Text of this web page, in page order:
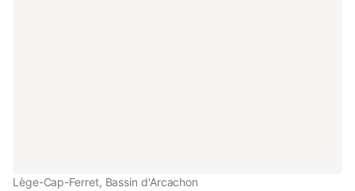
Lège-Cap-Ferret, Bassin d'Arcachon